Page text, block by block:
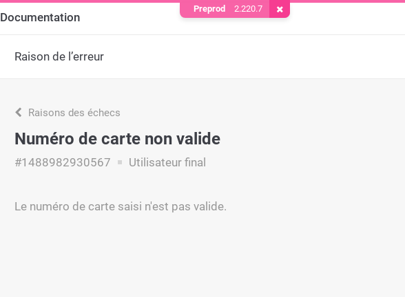
Documentation
Raison de l’erreur
Raisons des échecs
Numéro de carte non valide
#1488982930567 Utilisateur final
Le numéro de carte saisi n'est pas valide.
Preprod 2.220.7 Supprimer le cookie